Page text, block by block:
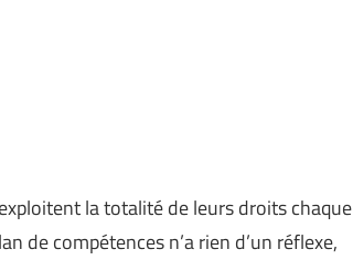
la totalité de leurs droits chaque
de compétences n’a rien d’un réflexe,